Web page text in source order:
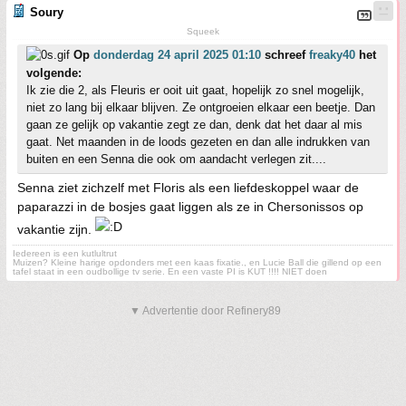
Soury
Squeek
Op donderdag 24 april 2025 01:10 schreef freaky40 het
volgende:
Ik zie die 2, als Fleuris er ooit uit gaat, hopelijk zo snel mogelijk,
niet zo lang bij elkaar blijven. Ze ontgroeien elkaar een beetje. Dan
gaan ze gelijk op vakantie zegt ze dan, denk dat het daar al mis
gaat. Net maanden in de loods gezeten en dan alle indrukken van
buiten en een Senna die ook om aandacht verlegen zit....
Senna ziet zichzelf met Floris als een liefdeskoppel waar de
paparazzi in de bosjes gaat liggen als ze in Chersonissos op
vakantie zijn.
Iedereen is een kutlultrut
Muizen? Kleine harige opdonders met een kaas fixatie., en Lucie Ball die gillend op een
tafel staat in een oudbollige tv serie. En een vaste PI is KUT !!!! NIET doen
▼ Advertentie door Refinery89